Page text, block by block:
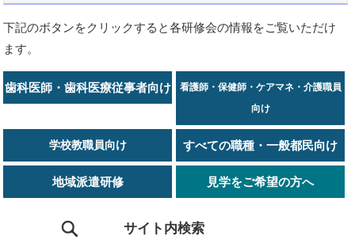
下記のボタンをクリックすると各研修会の情報をご覧いただけ
ます。
歯科医師・歯科医療従事者向け
看護師・保健師・ケアマネ・介護職員
向け
学校教職員向け すべての職種・一般都民向け
地域派遣研修 見学をご希望の方へ
サイト内検索